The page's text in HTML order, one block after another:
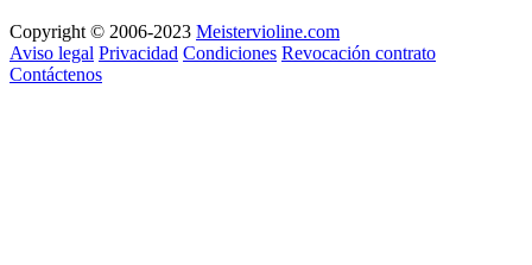
Copyright © 2006-2023 Meistervioline.com
Aviso legal Privacidad Condiciones Revocación contrato
Contáctenos